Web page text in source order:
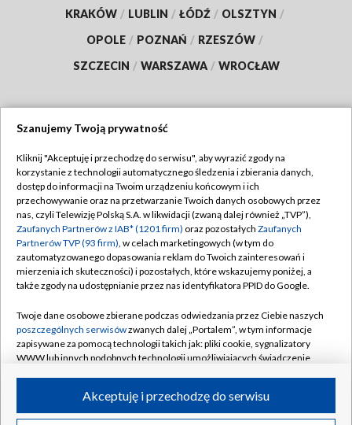
KRAKÓW / LUBLIN / ŁÓDŹ / OLSZTYN /
OPOLE / POZNAŃ / RZESZÓW /
SZCZECIN / WARSZAWA / WROCŁAW
TVP
Abonament TVP
Emisja w TVP
Centrum informacji TVP
Naziemna Telewizja Cyfrowa
Rada Programowa
System NOS
Informacje o nadawcy
Program dla prasy
Regulamin TVP
Polityka prywatności
Moje zgody
Pomoc
Kontakt
Kanały
©2026 Telewizja Polska S.A. w likwidacji
Szanujemy Twoją prywatność
Kliknij "Akceptuję i przechodzę do serwisu", aby wyrazić zgody na
korzystanie z technologii automatycznego śledzenia i zbierania danych,
dostęp do informacji na Twoim urządzeniu końcowym i ich
przechowywanie oraz na przetwarzanie Twoich danych osobowych przez
nas, czyli Telewizję Polską S.A. w likwidacji (zwaną dalej również „TVP”),
Zaufanych Partnerów z IAB* (1201 firm) oraz pozostałych Zaufanych
Partnerów TVP (93 firm), w celach marketingowych (w tym do
zautomatyzowanego dopasowania reklam do Twoich zainteresowań i
mierzenia ich skuteczności) i pozostałych, które wskazujemy poniżej, a
także zgody na udostępnianie przez nas identyfikatora PPID do Google.
Twoje dane osobowe zbierane podczas odwiedzania przez Ciebie naszych
poszczególnych serwisówzwanych dalej „Portalem”, w tym informacje
zapisywane za pomocą technologii takich jak: pliki cookie, sygnalizatory
WWW lub innych podobnych technologii umożliwiających świadczenie
ruchu w Internecie.Akceptuję i przechodzę do serwisu